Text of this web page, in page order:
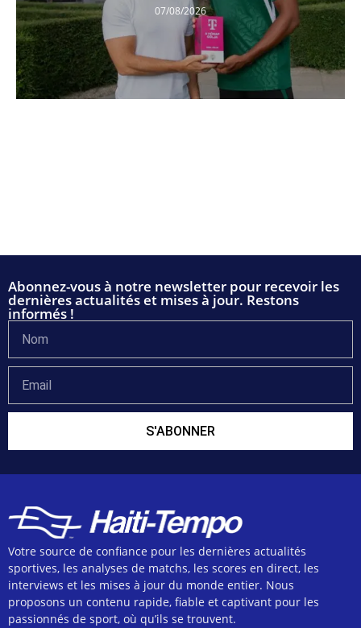
07/08/2026
Abonnez-vous à notre newsletter pour recevoir les
dernières actualités et mises à jour. Restons
informés !
S'ABONNER
Votre source de confiance pour les dernières actualités
sportives, les analyses de matchs, les scores en direct, les
interviews et les mises à jour du monde entier. Nous
proposons un contenu rapide, fiable et captivant pour les
passionnés de sport, où qu’ils se trouvent.